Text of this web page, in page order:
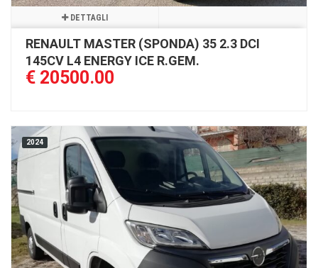
DETTAGLI
RENAULT MASTER (SPONDA) 35 2.3 DCI
145CV L4 ENERGY ICE R.GEM.
€ 20500.00
2024